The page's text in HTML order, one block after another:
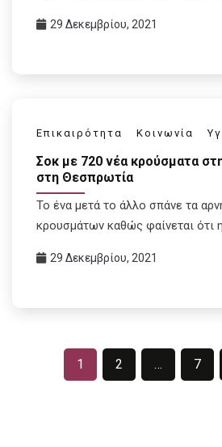
29 Δεκεμβρίου, 2021
Επικαιρότητα Κοινωνία
Σοκ με 720 νέα κρούσματα
στη Θεσπρωτία
Το ένα μετά το άλλο σπάνε τα
κρουσμάτων καθώς φαίνεται ότι
29 Δεκεμβρίου, 2021
Σελιδοποίηση
1 2 … 7